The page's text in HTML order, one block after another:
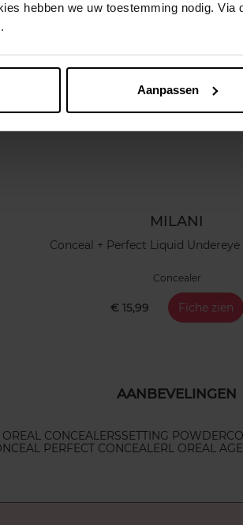
hebben we uw toestemming nodig.
Aanpassen
MILANI
Conceal + Perfect Liquid
Concealer
€ 15,99 Fiche zien
AANBEVELINGEN
OREAL CONCEALERSSETTING POWDER
PERFECT CONCEALERL OREAL